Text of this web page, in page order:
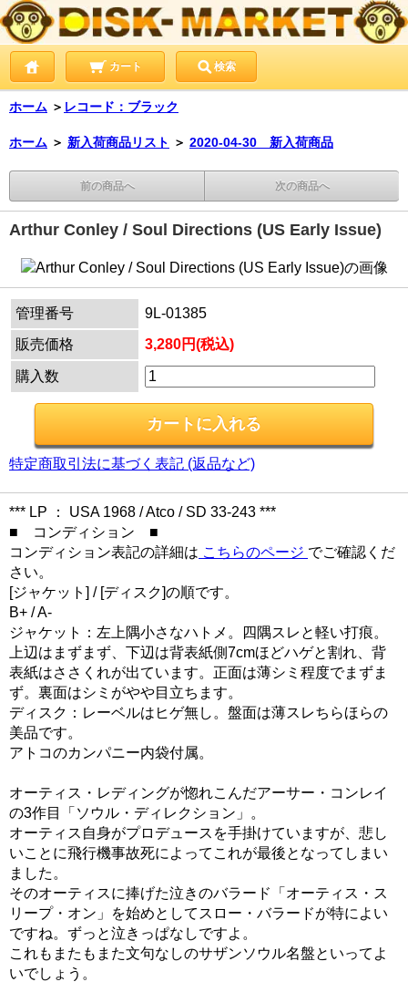
カート 検索
ホーム ＞ レコード：ブラック
ホーム ＞ 新入荷商品リスト ＞ 2020-04-30 新入荷商品
前の商品へ 次の商品へ
Arthur Conley / Soul Directions (US Early Issue)
管理番号
9L-01385
販売価格
3,280円(税込)
購入数
特定商取引法に基づく表記 (返品など)
*** LP ： USA 1968 / Atco / SD 33-243 ***
■ コンディション ■
コンディション表記の詳細は こちらのページ でご確認くだ
さい。
[ジャケット] / [ディスク]の順です。
B+ / A-
ジャケット：左上隅小さなハトメ。四隅スレと軽い打痕。
上辺はまずまず、下辺は背表紙側7cmほどハゲと割れ、背
表紙はささくれが出ています。正面は薄シミ程度でまずま
ず。裏面はシミがやや目立ちます。
ディスク：レーベルはヒゲ無し。盤面は薄スレちらほらの
美品です。
アトコのカンパニー内袋付属。
オーティス・レディングが惚れこんだアーサー・コンレイ
の3作目「ソウル・ディレクション」。
オーティス自身がプロデュースを手掛けていますが、悲し
いことに飛行機事故死によってこれが最後となってしまい
ました。
そのオーティスに捧げた泣きのバラード「オーティス・ス
リープ・オン」を始めとしてスロー・バラードが特によい
ですね。ずっと泣きっぱなしですよ。
これもまたもまた文句なしのサザンソウル名盤といってよ
いでしょう。